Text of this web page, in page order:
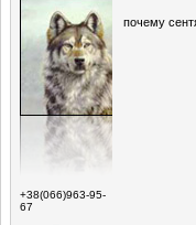
+38(066)963-95-
67
почему